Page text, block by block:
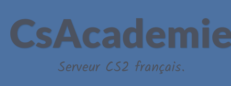
Serveur CS2 français.